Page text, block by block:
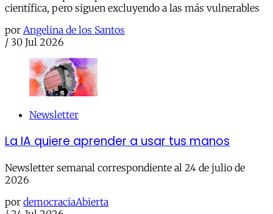
científica, pero siguen excluyendo a las más vulnerables
por Angelina de los Santos
/ 30 Jul 2026
Newsletter
La IA quiere aprender a usar tus manos
Newsletter semanal correspondiente al 24 de julio de
2026
por democraciaAbierta